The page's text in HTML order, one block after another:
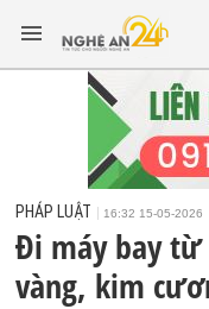
PHÁP LUẬT 16:32 15-05-2026
Đi máy bay từ
vàng, kim